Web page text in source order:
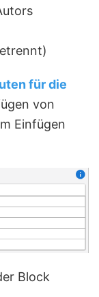
fürdie
von
Einfügen
Block